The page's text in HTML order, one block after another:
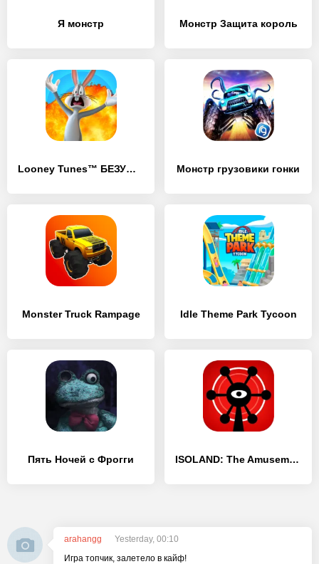
Я монстр Монстр Защита король
Looney Tunes™ БЕЗУМНЫЙ МИР Монстр грузовики гонки
Monster Truck Rampage Idle Theme Park Tycoon
Пять Ночей с Фрогги ISOLAND: The Amusement Park
arahangg
Yesterday, 00:10
Игра топчик, залетело в кайф!